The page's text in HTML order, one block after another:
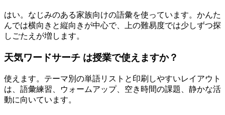
はい。なじみのある家族向けの語彙を使っています。かんた
んでは横向きと縦向きが中心で、上の難易度では少しずつ探
しごたえが増します。
天気ワードサーチ は授業で使えますか？
使えます。テーマ別の単語リストと印刷しやすいレイアウト
は、語彙練習、ウォームアップ、空き時間の課題、静かな活
動に向いています。